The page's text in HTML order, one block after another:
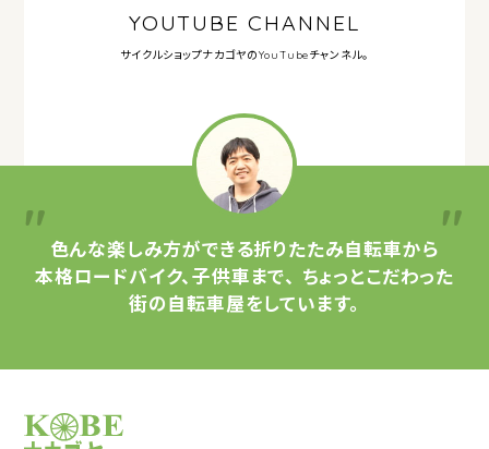
YOUTUBE CHANNEL
サイクルショップナカゴヤのYouTubeチャンネル。
色んな楽しみ方ができる折りたたみ自転車から
本格ロードバイク、子供車まで、 ちょっとこだわった
街の自転車屋をしています。
サイクルショップナカゴヤ